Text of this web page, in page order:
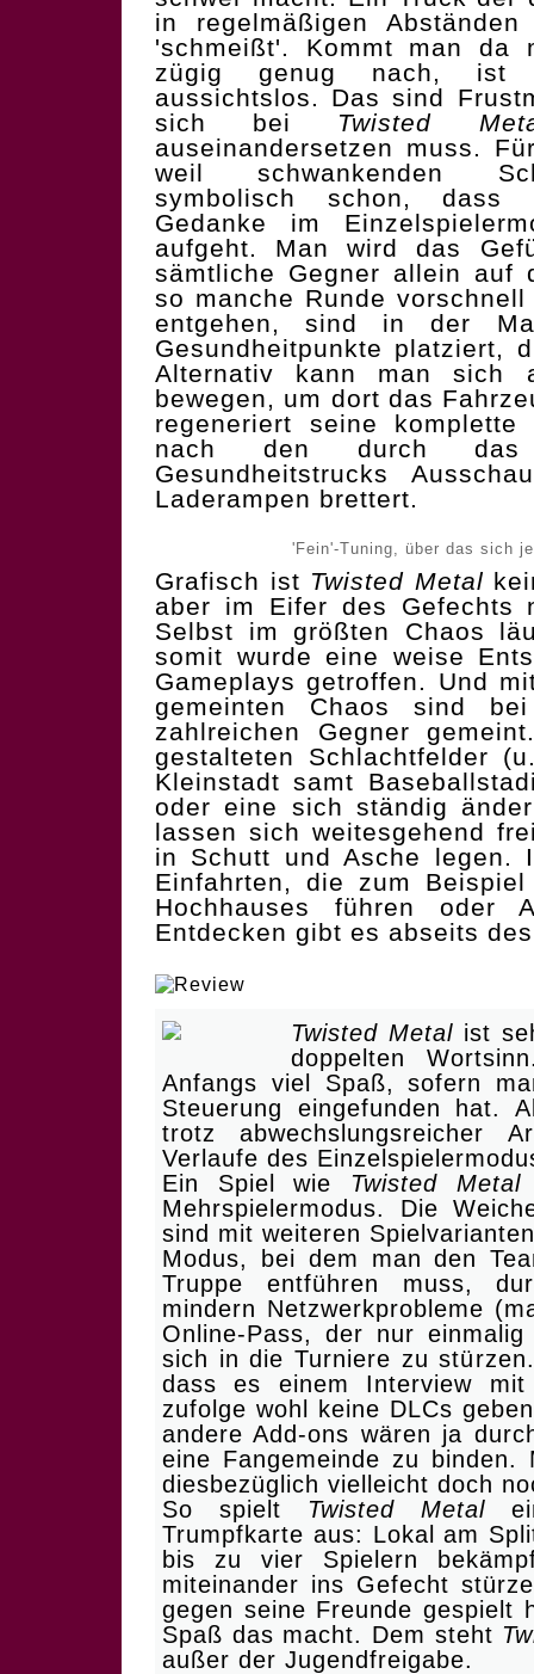
in regelmäßigen
'schmeißt'. Kommt man da
zügig genug nach, ist
aussichtslos. Das sind
sich bei Twisted
auseinandersetzen muss.
weil schwankenden
symbolisch schon, dass
Gedanke im
aufgeht. Man wird das
sämtliche Gegner allein auf
so manche Runde
entgehen, sind in der
Gesundheitpunkte platziert,
Alternativ kann man sich
bewegen, um dort das
regeneriert seine
nach den durch das
Gesundheitstrucks
Laderampen brettert.
'Fein'-Tuning, über das sich
Grafisch ist Twisted Metal
aber im Eifer des Gefechts
Selbst im größten Chaos
somit wurde eine weise
Gameplays getroffen. Und
gemeinten Chaos sind
zahlreichen Gegner
gestalteten Schlachtfelder
Kleinstadt samt
oder eine sich ständig
lassen sich weitesgehend
in Schutt und Asche legen.
Einfahrten, die zum
Hochhauses führen oder
Entdecken gibt es abseits
Twisted Metal ist
doppelten
Anfangs viel Spaß, sofern
Steuerung eingefunden hat.
trotz abwechslungsreicher
Verlaufe des
Ein Spiel wie Twisted Metal
Mehrspielermodus. Die
sind mit weiteren
Modus, bei dem man den
Truppe entführen muss,
mindern Netzwerkprobleme
Online-Pass, der nur
sich in die Turniere zu
dass es einem Interview
zufolge wohl keine DLCs
andere Add-ons wären ja
eine Fangemeinde zu
diesbezüglich vielleicht doch
So spielt Twisted Metal
Trumpfkarte aus: Lokal am
bis zu vier Spielern
miteinander ins Gefecht
gegen seine Freunde gespielt
Spaß das macht. Dem steht
außer der Jugendfreigabe.